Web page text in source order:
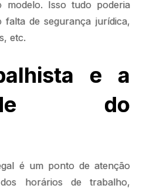
modelo. Isso tudo poderia
de segurança jurídica,
etc.
e a
do
é um ponto de atenção
horários de trabalho,